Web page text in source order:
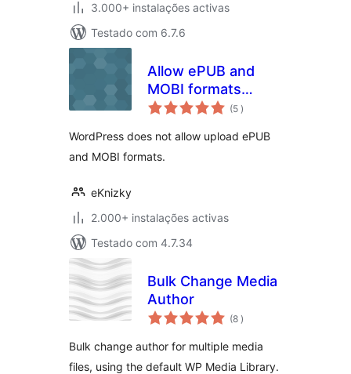
3.000+ instalações activas
Testado com 6.7.6
Allow ePUB and
MOBI formats
upload
(5 classificações
)
WordPress does not allow upload ePUB
and MOBI formats.
eKnizky
2.000+ instalações activas
Testado com 4.7.34
Bulk Change Media
Author
(8 classificações
)
Bulk change author for multiple media
files, using the default WP Media Library.